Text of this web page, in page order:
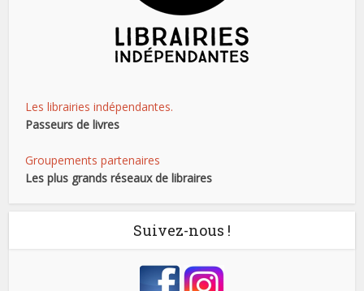
Les librairies indépendantes.
Passeurs de livres
Groupements partenaires
Les plus grands réseaux de libraires
Suivez-nous !